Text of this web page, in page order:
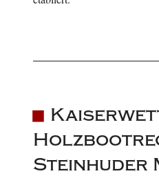
Steinhuder